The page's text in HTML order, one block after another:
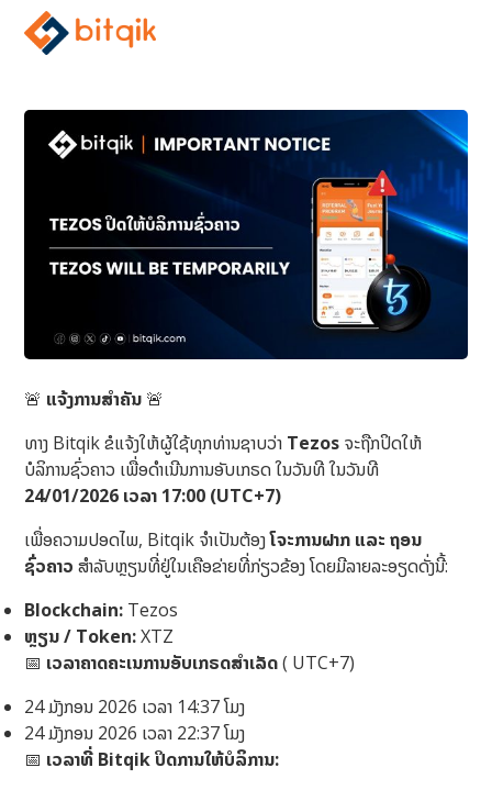
🚨 ແຈ້ງການສຳຄັນ 🚨
ທາງ Bitqik ຂໍແຈ້ງໃຫ້ຜູ້ໃຊ້ທຸກທ່ານຊາບວ່າ Tezos ຈະຖືກປິດໃຫ້
ບໍລິການຊົ່ວຄາວ ເພື່ອດຳເນີນການອັບເກຣດ ໃນວັນທີ ໃນວັນທີ
24/01/2026 ເວລາ 17:00 (UTC+7)
ເພື່ອຄວາມປອດໄພ, Bitqik ຈໍາເປັນຕ້ອງໂຈະການຝາກ ແລະ ຖອນ
ຊົ່ວຄາວ ສຳລັບຫຼຽນທີ່ຢູ່ໃນເຄືອຂ່າຍທີ່ກ່ຽວຂ້ອງ ໂດຍມີລາຍລະອຽດດັ່ງນີ້:
Blockchain: Tezos
ຫຼຽນ / Token:XTZ
📅 ເວລາຄາດຄະເນການອັບເກຣດສຳເລັດ( UTC+7)
24 ມັງກອນ 2026 ເວລາ 14:37 ໂມງ
24 ມັງກອນ 2026 ເວລາ 22:37 ໂມງ
📅 ເວລາທີ່ Bitqik ປິດການໃຫ້ບໍລິການ: